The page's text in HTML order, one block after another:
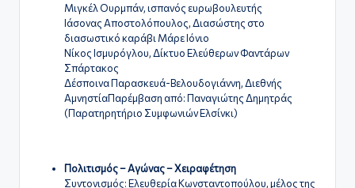
Μιγκέλ Ουρμπάν, ισπανός ευρωβουλευτής
Ιάσονας Αποστολόπουλος, Διασώστης στο
διασωστικό καράβι Μάρε Ιόνιο
Νίκος Ισμυρόγλου, Δίκτυο Ελεύθερων Φαντάρων
Σπάρτακος
Δέσποινα Παρασκευά-Βελουδογιάννη, Διεθνής
ΑμνηστίαΠαρέμβαση από: Παναγιώτης Δημητράς
(Παρατηρητήριο Συμφωνιών Ελσίνκι)
Πολιτισμός – Αγώνας – Χειραφέτηση
Συντονισμός: Ελευθερία Κωνσταντοπούλου, μέλος της